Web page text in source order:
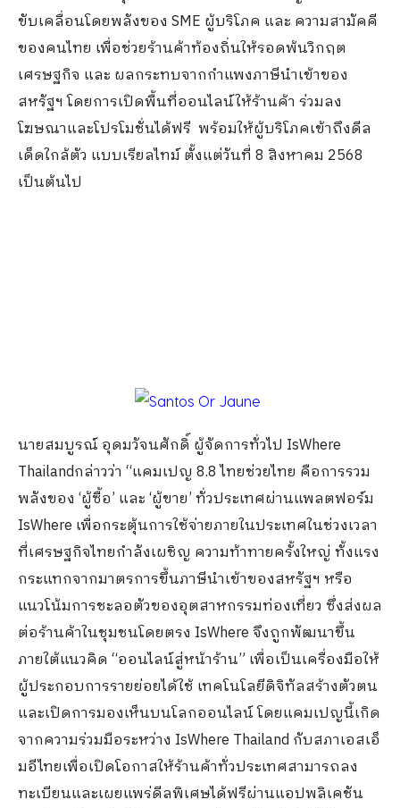
ขับเคลื่อนโดยพลังของ SME ผู้บริโภค และ ความสามัคคี
ของคนไทย เพื่อช่วยร้านค้าท้องถิ่นให้รอดพ้นวิกฤต
เศรษฐกิจ และ ผลกระทบจากกำแพงภาษีนำเข้าของ
สหรัฐฯ โดยการเปิดพื้นที่ออนไลน์ให้ร้านค้า ร่วมลง
โฆษณาและโปรโมชั่นได้ฟรี พร้อมให้ผู้บริโภคเข้าถึงดีล
เด็ดใกล้ตัว แบบเรียลไทม์ ตั้งแต่วันที่ 8 สิงหาคม 2568
เป็นต้นไป
นายสมบูรณ์ อุดมวัจนศักดิ์ ผู้จัดการทั่วไป IsWhere
Thailandกล่าวว่า “แคมเปญ 8.8ไทยช่วยไทย คือการรวม
พลังของ ‘ผู้ซื้อ’ และ‘ผู้ขาย’ทั่วประเทศผ่านแพลตฟอร์ม
IsWhere เพื่อกระตุ้นการใช้จ่ายภายในประเทศในช่วงเวลา
ที่เศรษฐกิจไทยกำลังเผชิญ ความท้าทายครั้งใหญ่ ทั้งแรง
กระแทกจากมาตรการขึ้นภาษีนำเข้าของสหรัฐฯ หรือ
แนวโน้มการชะลอตัวของอุตสาหกรรมท่องเที่ยว ซึ่งส่งผล
ต่อร้านค้าในชุมชนโดยตรง IsWhereจึงถูกพัฒนาขึ้น
ภายใต้แนวคิด “ออนไลน์สู่หน้าร้าน” เพื่อเป็นเครื่องมือให้
ผู้ประกอบการรายย่อยได้ใช้ เทคโนโลยีดิจิทัลสร้างตัวตน
และเปิดการมองเห็นบนโลกออนไลน์ โดยแคมเปญนี้เกิด
จากความร่วมมือระหว่าง IsWhere Thailand กับสภาเอสเอ็
มอีไทยเพื่อเปิดโอกาสให้ร้านค้าทั่วประเทศสามารถลง
ทะเบียนและเผยแพร่ดีลพิเศษได้ฟรีผ่านแอปพลิเคชัน